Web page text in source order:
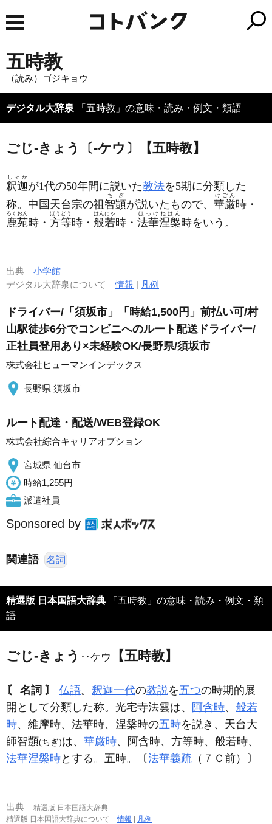
五時教
（読み）ゴジキョウ
デジタル大辞泉 「五時教」の意味・読み・例文・類語
ごじ‐きょう〔‐ケウ〕【五時教】
釈迦
しゃか
が1代の50年間に説いた教法を5期に分類した
称。中国天台宗の祖 智顗
ちぎ
が説いたもので、 華厳
けごん
時・
鹿苑
ろくおん
時・ 方等
ほうどう
時・ 般若
はんにゃ
時・ 法華涅槃
ほっけねはん
時をいう。
出典 小学館
デジタル大辞泉について情報 | 凡例
ドライバー/「須坂市」「時給1,500円」前払い可/村
山駅徒歩6分でコンビニへのルート配送ドライバー/
正社員登用あり×未経験OK/長野県/須坂市
株式会社ヒューマンインデックス
長野県 須坂市
ルート配達・配送/WEB登録OK
株式会社綜合キャリアオプション
宮城県 仙台市
時給1,255円
派遣社員
Sponsored by
関連語 名詞
精選版 日本国語大辞典
語
ごじ‐きょう ‥ケウ 【五時教】
〘 名詞 〙 仏語。 釈迦一代の教説を五つの時期的展
開として分類した称。光宅寺法雲は、
阿含時、 般若
時、維摩時、法華時、涅槃時の五時を説き、天台大
師智顗(ちぎ)は、 華厳時、阿含時、方等時、般若時、
法華涅槃時とする。五時。〔 法華義疏 （７Ｃ前）〕
出典
精選版 日本国語大辞典
精選版 日本国語大辞典について情報 凡例